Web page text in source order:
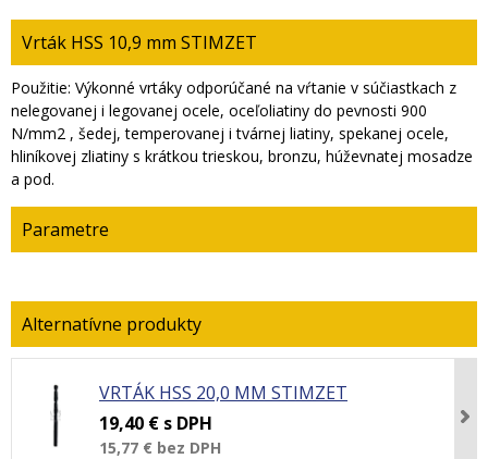
Vrták HSS 10,9 mm STIMZET
Použitie: Výkonné vrtáky odporúčané na vŕtanie v súčiastkach z
nelegovanej i legovanej ocele, oceľoliatiny do pevnosti 900
N/mm2 , šedej, temperovanej i tvárnej liatiny, spekanej ocele,
hliníkovej zliatiny s krátkou trieskou, bronzu, húževnatej mosadze
a pod.
Parametre
VRTÁK HSS 20,0 MM STIMZET
19,40 € s DPH
15,77 € bez DPH